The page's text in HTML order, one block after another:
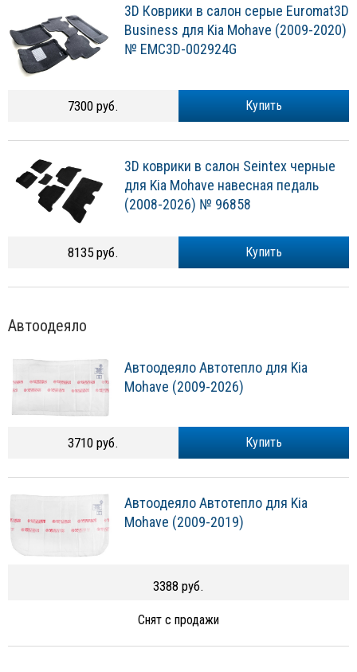
3D Коврики в салон серые Euromat3D
Business для Kia Mohave (2009-2020)
№ EMC3D-002924G
Купить
7300 руб.
3D коврики в салон Seintex черные
для Kia Mohave навесная педаль
(2008-2026) № 96858
Купить
8135 руб.
Автоодеяло
Автоодеяло Автотепло для Kia
Mohave (2009-2026)
Купить
3710 руб.
Автоодеяло Автотепло для Kia
Mohave (2009-2019)
3388 руб.
Снят с продажи